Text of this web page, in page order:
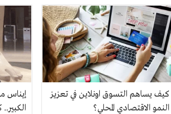
كيف يساهم التسوق اونلاين في تعزيز
النمو الاقتصادي المحلي؟
إيناس
الكبير..